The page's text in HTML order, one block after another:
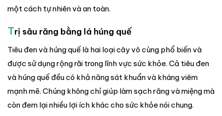
một cách tự nhiên và an toàn.
Trị sâu răng bằng lá húng quế
Tiêu đen và húng quế là hai loại cây vô cùng phổ biến và
được sử dụng rộng rãi trong lĩnh vực sức khỏe. Cả tiêu đen
và húng quế đều có khả năng sát khuẩn và kháng viêm
mạnh mẽ. Chúng không chỉ giúp làm sạch răng và miệng mà
còn đem lại nhiều lợi ích khác cho sức khỏe nói chung.